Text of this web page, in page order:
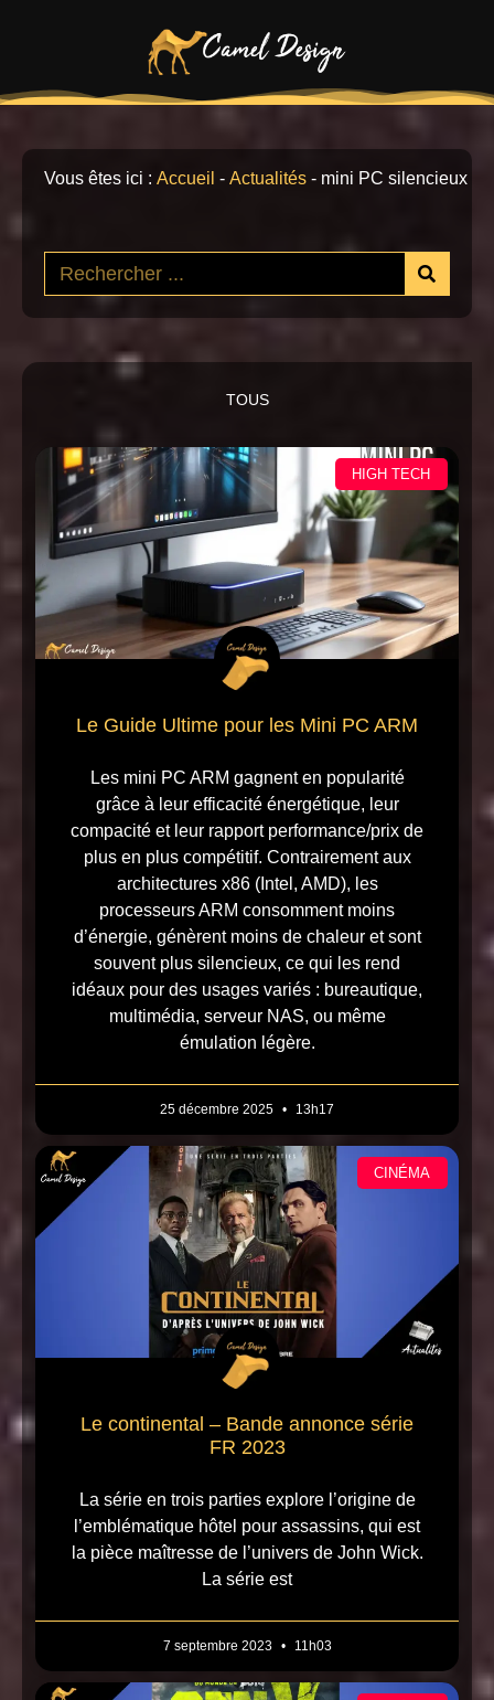
Vous êtes ici : Accueil - Actualités - mini PC silencieux
TOUS
HIGH TECH
Le Guide Ultime pour les Mini PC ARM
Les mini PC ARM gagnent en popularité
grâce à leur efficacité énergétique, leur
compacité et leur rapport performance/prix de
plus en plus compétitif. Contrairement aux
architectures x86 (Intel, AMD), les
processeurs ARM consomment moins
d’énergie, génèrent moins de chaleur et sont
souvent plus silencieux, ce qui les rend
idéaux pour des usages variés : bureautique,
multimédia, serveur NAS, ou même
émulation légère.
25 décembre 2025 13h17
CINÉMA
Le continental – Bande annonce série
FR 2023
La série en trois parties explore l’origine de
l’emblématique hôtel pour assassins, qui est
la pièce maîtresse de l’univers de John Wick.
La série est
7 septembre 2023 11h03